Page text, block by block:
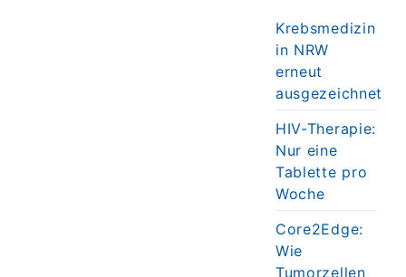
Krebsmedizin
in NRW
erneut
ausgezeichnet
HIV-Therapie:
Nur eine
Tablette pro
Woche
Core2Edge:
Wie
Tumorzellen